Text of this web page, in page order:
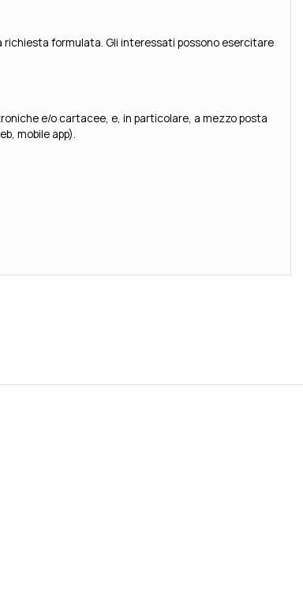
formulata. Gli interessati possono esercitare
mobile app).